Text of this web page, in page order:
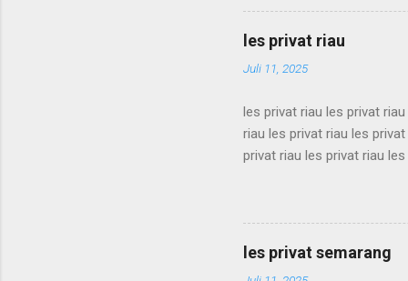
privat sukabumi les privat
privat sukabumi les privat
privat sukabumi les privat
les privat riau
Juli 11, 2025
les privat riau les privat
riau les privat riau les
privat riau les privat riau
riau les privat riau les
privat riau les privat riau
les privat riau les privat
les privat semarang